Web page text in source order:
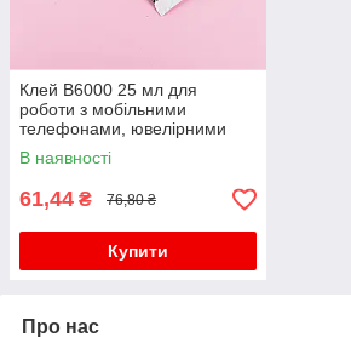
Клей B6000 25 мл для
роботи з мобільними
телефонами, ювелірними
виробами, біжутерією
В наявності
61,44 ₴ 76,80 ₴
Купити
Про нас